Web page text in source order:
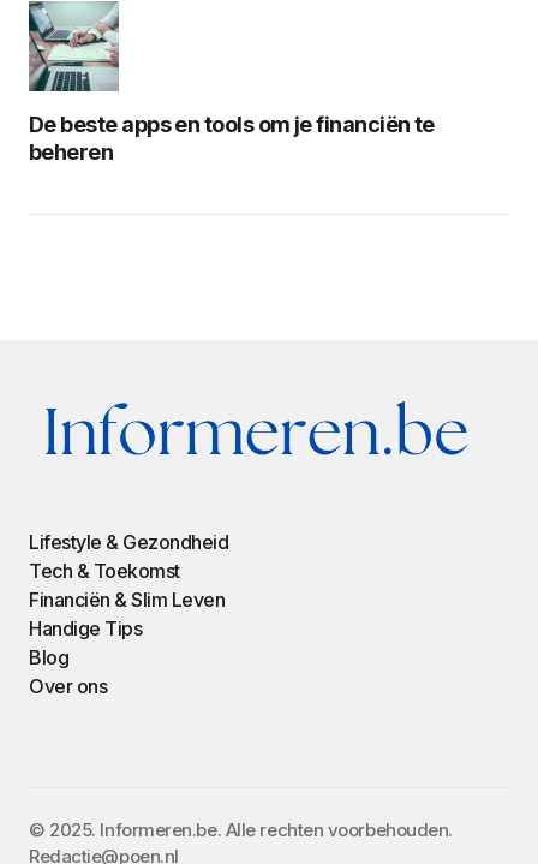
De beste apps en tools om je financiën te
beheren
Lifestyle & Gezondheid
Tech & Toekomst
Financiën & Slim Leven
Handige Tips
Blog
Over ons
©️ 2025. Informeren.be. Alle rechten voorbehouden.
Redactie@poen.nl